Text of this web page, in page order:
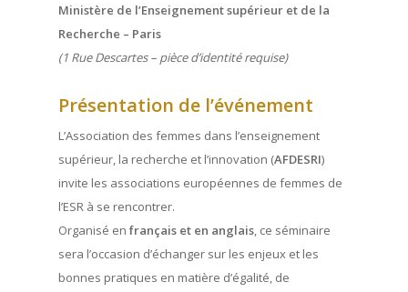
Ministère de l’Enseignement supérieur et de la
Recherche – Paris
(1 Rue Descartes – pièce d’identité requise)
Présentation de l’événement
L’Association des femmes dans l’enseignement
supérieur, la recherche et l’innovation (AFDESRI)
invite les associations européennes de femmes de
l’ESR à se rencontrer.
Organisé en français et en anglais, ce séminaire
sera l’occasion d’échanger sur les enjeux et les
bonnes pratiques en matière d’égalité, de